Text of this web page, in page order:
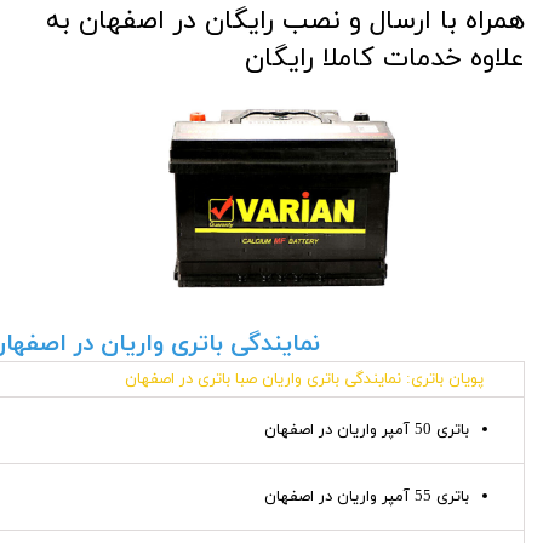
همراه با ارسال و نصب رایگان در اصفهان به
علاوه خدمات کاملا رایگان
نمایندگی باتری واریان در
پویان باتری: نمایندگی باتری واریان صبا باتری در اصفهان
باتری 50 آمپر واریان در اصفهان
باتری 55 آمپر واریان در اصفهان